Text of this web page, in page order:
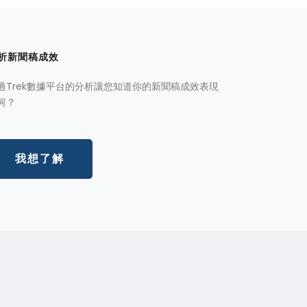
新聞稿成效
Trek數據平台的分析讓您知道你的新聞稿成效表現
？
我想了解